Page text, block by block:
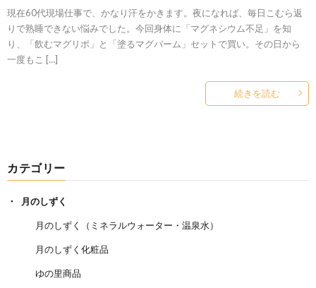
現在60代現場仕事で、かなり汗をかきます。夜になれば、毎日こむら返
りで熟睡できない悩みでした。今回身体に「マグネシウム不足」を知
り、「飲むマグリポ」と「塗るマグバーム」セットで買い。その日から
一度もこ […]
続きを読む
カテゴリー
月のしずく
月のしずく（ミネラルウォーター・温泉水）
月のしずく化粧品
ゆの里商品